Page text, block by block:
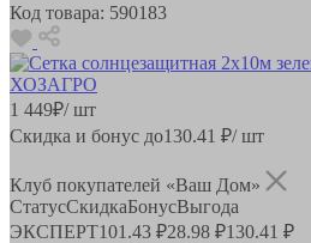
Код товара: 590183
1 449₽/ шт
Скидка и бонус до130.41 ₽/ шт
Клуб покупателей «Ваш Дом»
СтатусСкидкаБонусВыгода
ЭКСПЕРТ101.43 ₽28.98 ₽130.41 ₽